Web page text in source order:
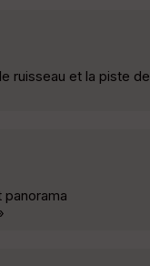
ruisseau et la piste de